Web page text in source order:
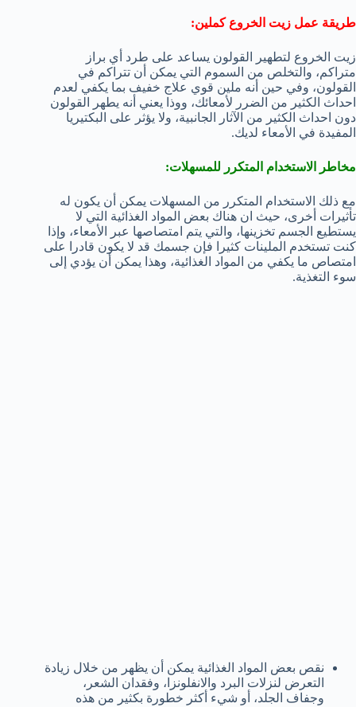
طريقة عمل زيت الخروع كملين:
زيت الخروع لتطهير القولون يساعد على طرد أي براز
متراكم، والتخلص من السموم التي يمكن أن تتراكم في
القولون، وفي حين أنه ملين قوي علاج خفيف بما يكفي لعدم
احداث الكثير من الضرر لأمعائك، ووذا يعني أنه يطهر القولون
دون احداث الكثير من الآثار الجانبية، ولا يؤثر على البكتيريا
المفيدة في الأمعاء لديك.
مخاطر الاستخدام المتكرر للمسهلات:
مع ذلك الاستخدام المتكرر من المسهلات يمكن أن يكون له
تأثيرات أخرى، حيث ان هناك بعض المواد الغذائية التي لا
يستطيع الجسم تخزينها، والتي يتم امتصاصها عبر الأمعاء، وإذا
كنت تستخدم الملينات كثيرا فإن جسمك قد لا يكون قادرا على
امتصاص ما يكفي من المواد الغذائية، وهذا يمكن أن يؤدي إلى
سوء التغذية.
نقص بعض المواد الغذائية يمكن أن يظهر من خلال زيادة
التعرض لنزلات البرد والانفلونزا، وفقدان الشعر،
وجفاف الجلد، أو شيء أكثر خطورة بكثير من هذه